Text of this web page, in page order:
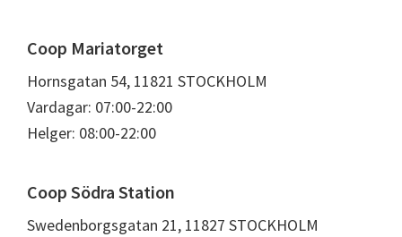
Coop Mariatorget
Hornsgatan 54, 11821 STOCKHOLM
Vardagar: 07:00-22:00
Helger: 08:00-22:00
Coop Södra Station
Swedenborgsgatan 21, 11827 STOCKHOLM